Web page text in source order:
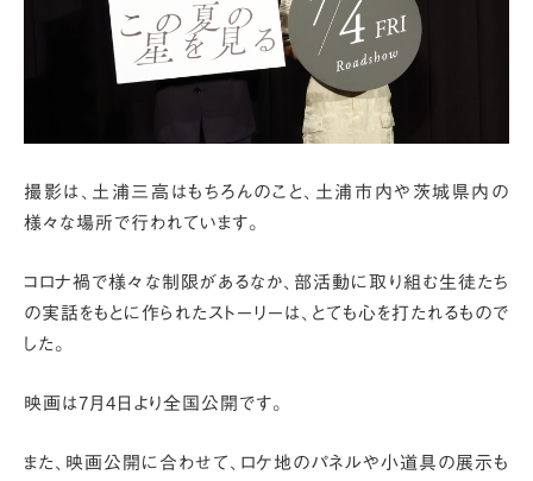
撮影は、土浦三高はもちろんのこと、 土浦市内や茨城県内の
様々な場所で行われています。
コロナ禍で様々な制限があるなか、部活動に取り組む生徒たち
の実話をもとに作られたストーリーは、とても心を打たれるもので
した。
映画は7月4日より全国公開です。
また、映画公開に合わせて、ロケ地のパネルや小道具の展示も